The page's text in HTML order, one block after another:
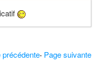
précédente· Page suivante